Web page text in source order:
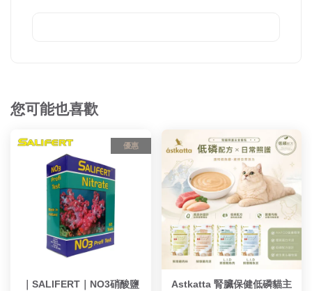
您可能也喜歡
優惠
｜SALIFERT｜NO3硝酸鹽
Astkatta 腎臟保健低磷貓主